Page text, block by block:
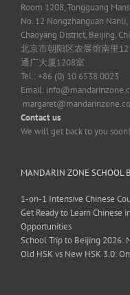
Room 1208, Tongguang
No. 12 Nongzhanguan Nanli,
Chaoyang District, Beijing,
北京市朝阳区农展馆南里12
通广大厦1208室
Tel.: +86 (0) 10 6538 0023
Email:
Contact us
We will get back to you soon!
MANDARIN ZONE SCHOOL
1-on-1 Intensive Chinese
Get Ready to Learn Chinese
Opportunities
School Trip to Beijing 2026:
Old HSK vs New HSK 3.0: